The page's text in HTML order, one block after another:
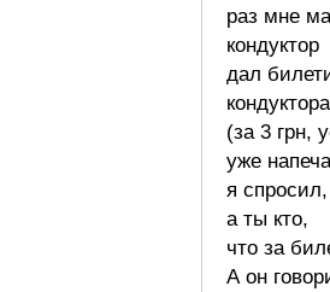
раз мне
кондуктор
дал
(за 3 грн,
уже
я спросил,
а ты кто,
что за
А он